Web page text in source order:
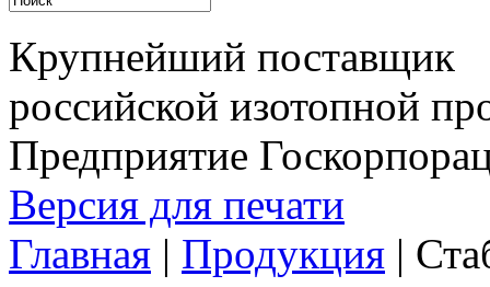
Крупнейший поставщик
российской изотопной
Предприятие
Версия для печати
Главная | Продукция |